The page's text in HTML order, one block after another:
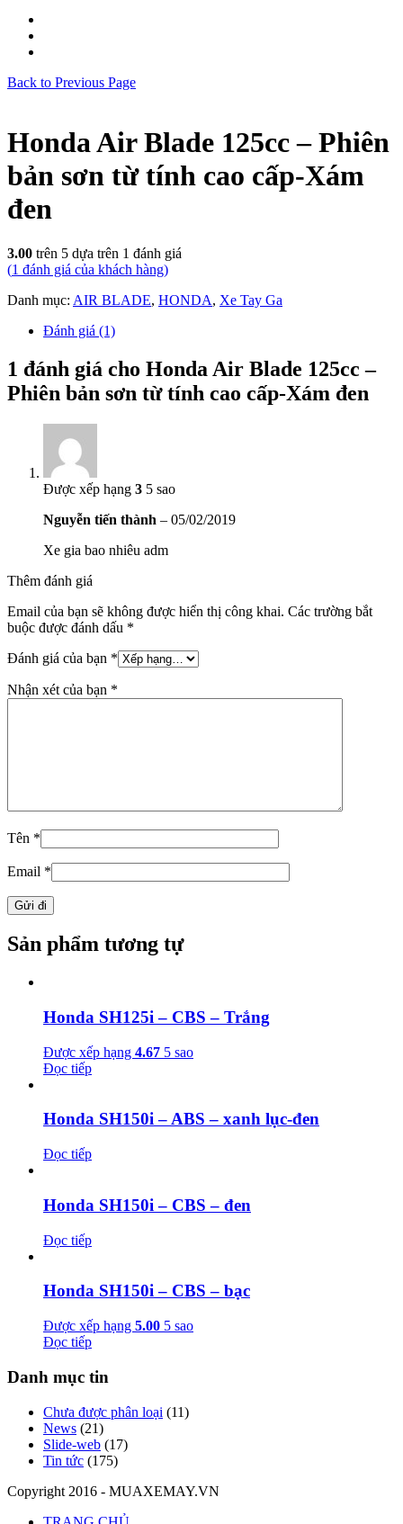
Back to Previous Page
Honda Air Blade 125cc – Phiên
bản sơn từ tính cao cấp-Xám
đen
3.00 trên 5 dựa trên 1 đánh giá
(1 đánh giá của khách hàng)
Danh mục: AIR BLADE, HONDA, Xe Tay Ga
Đánh giá (1)
1 đánh giá cho Honda Air Blade 125cc –
Phiên bản sơn từ tính cao cấp-Xám đen
Được xếp hạng 3 5 sao
Nguyễn tiến thành – 05/02/2019
Xe gia bao nhiêu adm
Thêm đánh giá
Email của bạn sẽ không được hiển thị công khai. Các trường bắt
buộc được đánh dấu *
Đánh giá của bạn *
Nhận xét của bạn *
Tên *
Email *
Sản phẩm tương tự
Honda SH125i – CBS – Trắng
Được xếp hạng 4.67 5 sao
Đọc tiếp
Honda SH150i – ABS – xanh lục-đen
Đọc tiếp
Honda SH150i – CBS – đen
Đọc tiếp
Honda SH150i – CBS – bạc
Được xếp hạng 5.00 5 sao
Đọc tiếp
Danh mục tin
Chưa được phân loại (11)
News (21)
Slide-web (17)
Tin tức (175)
Copyright 2016 - MUAXEMAY.VN